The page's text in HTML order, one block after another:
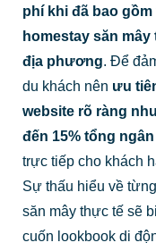
phí khi đã bao
homestay săn
địa phương. Để
du khách nên ưu
website rõ ràng
đến 15% tổng
trực tiếp cho khách
Sự thấu hiểu về
săn mây thực tế sẽ
cuốn lookbook di